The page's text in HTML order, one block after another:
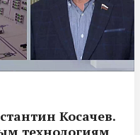
Косачев.
технологиям